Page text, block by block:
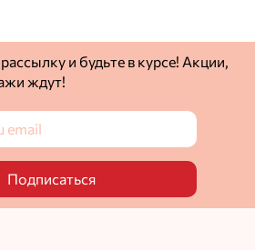
и будьте в курсе! Акции,
ждут!
Подписаться